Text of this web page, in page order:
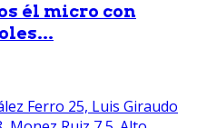
él micro con